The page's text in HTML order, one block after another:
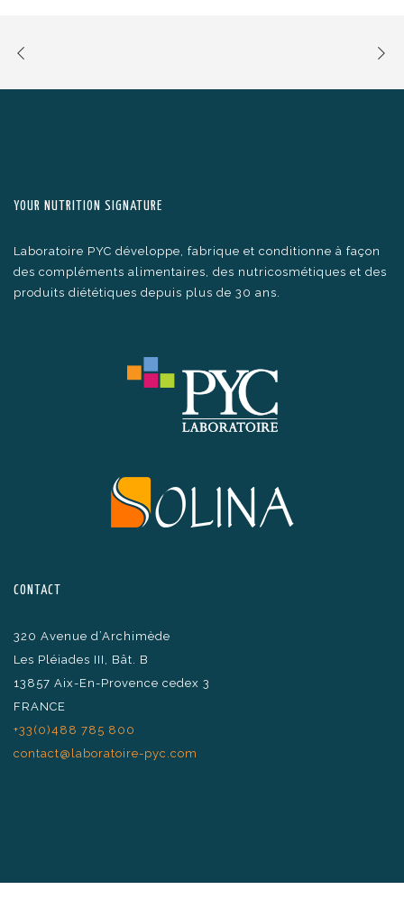
YOUR NUTRITION SIGNATURE
Laboratoire PYC développe, fabrique et conditionne à façon
des compléments alimentaires, des nutricosmétiques et des
produits diététiques depuis plus de 30 ans.
CONTACT
320 Avenue d’Archimède
Les Pléiades III, Bât. B
13857 Aix-En-Provence cedex 3
FRANCE
+33(0)488 785 800
contact@laboratoire-pyc.com